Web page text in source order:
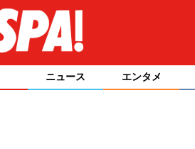
ニュース エンタメ